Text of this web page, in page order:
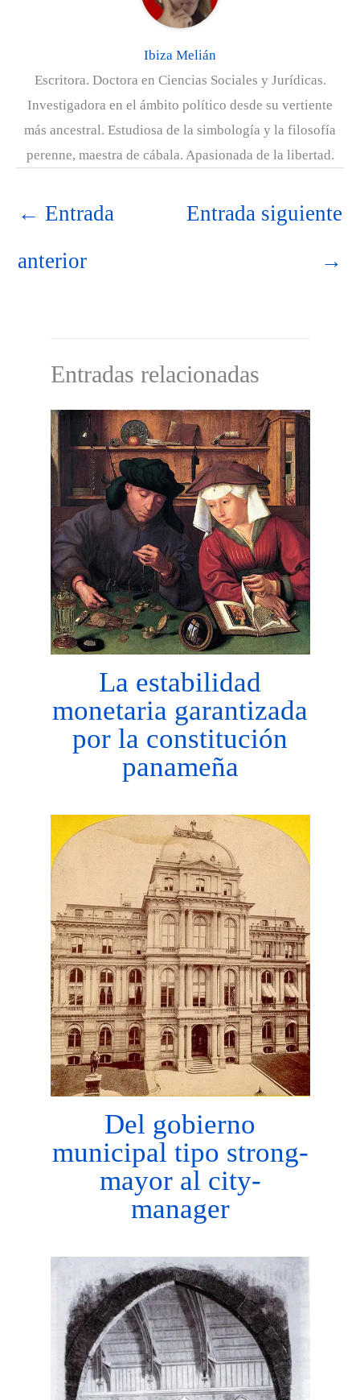
s
t
n
Ibiza Melián
Escritora. Doctora en Ciencias Sociales y Jurídicas.
Investigadora en el ámbito político desde su vertiente
más ancestral. Estudiosa de la simbología y la filosofía
perenne, maestra de cábala. Apasionada de la libertad.
← Entrada
anterior
Entrada siguiente
→
Entradas relacionadas
La estabilidad
monetaria garantizada
por la constitución
panameña
Del gobierno
municipal tipo strong-
mayor al city-
manager